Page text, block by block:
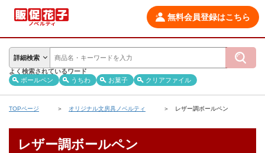
無料会員登録はこちら
詳細検索
よく検索されているワード
ボールペン
うちわ お菓子 クリアファイル
TOPページ オリジナル文房具ノベルティ レザー調ボールペン
レザー調ボールペン